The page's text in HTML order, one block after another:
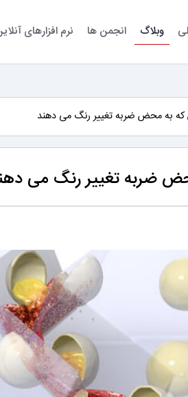
وبلاگ انجمن ها نرم افزارهای
به محض ضربه تغییر رنگ می دهند
ضربه تغییر رنگ می